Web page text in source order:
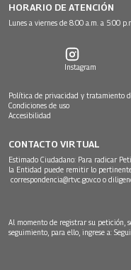
HORARIO DE ATENCIÓN
Lunes a viernes de 8:00 a.m. a 5:00
Instagram
Política de privacidad y tratamiento
Condiciones de uso
Accesibilidad
CONTACTO VIRTUAL
Estimado Ciudadano: Para radicar
la Entidad puede remitir lo
correspondencia@rtvc.gov.co o
Al momento de registrar su petición,
seguimiento, para ello, ingrese a: